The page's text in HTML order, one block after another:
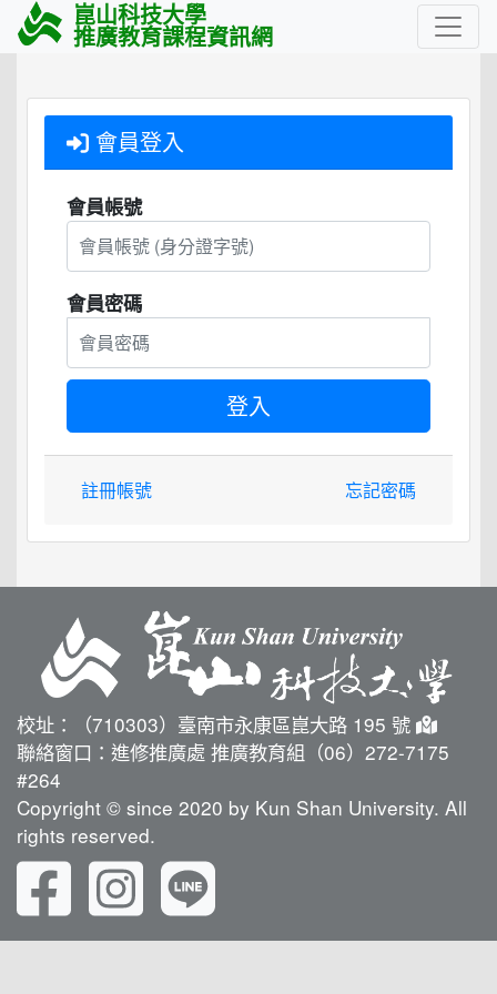
崑山科技大學
推廣教育課程資訊網
會員登入
會員帳號
會員密碼
註冊帳號 忘記密碼
校址：（710303）臺南市永康區崑大路 195 號
聯絡窗口：進修推廣處 推廣教育組（06）272-7175
#264
Copyright © since 2020 by Kun Shan University. All
rights reserved.